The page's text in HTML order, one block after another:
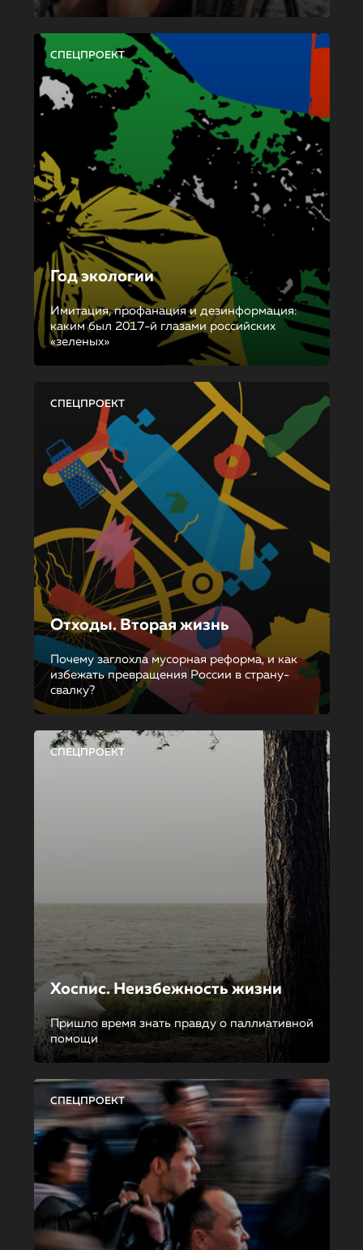
СПЕЦПРОЕКТ
Год экологии
Имитация, профанация и дезинформация:
каким был 2017-й глазами российских
«зеленых»
СПЕЦПРОЕКТ
Отходы. Вторая жизнь
Почему заглохла мусорная реформа, и как
избежать превращения России в страну-
свалку?
СПЕЦПРОЕКТ
Хоспис. Неизбежность жизни
Пришло время знать правду о паллиативной
помощи
СПЕЦПРОЕКТ